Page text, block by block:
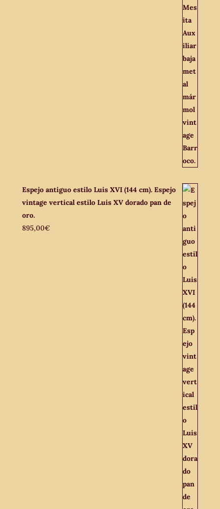
Espejo antiguo estilo Luis XVI (144 cm). Espejo
vintage vertical estilo Luis XV dorado pan de
oro.
895,00€